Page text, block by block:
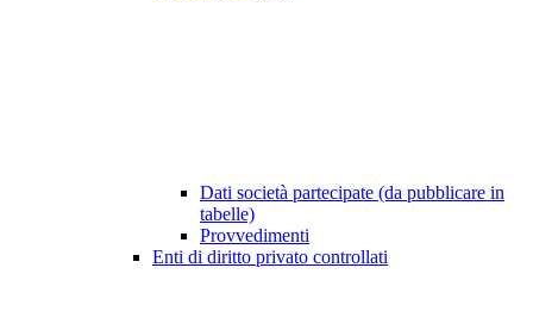
Dati società partecipate (da pubblicare in
tabelle)
Provvedimenti
Enti di diritto privato controllati